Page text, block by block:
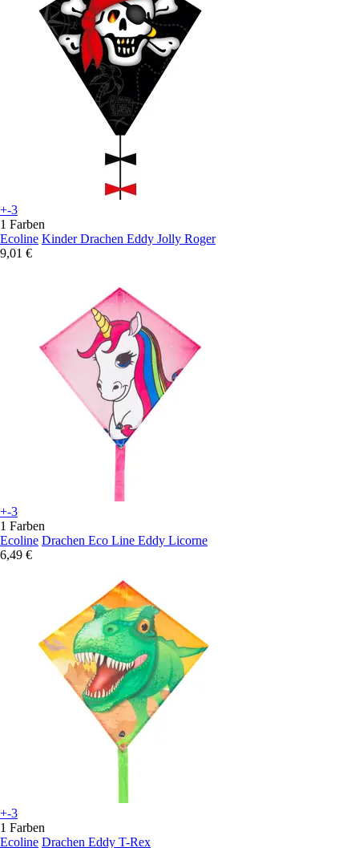
+-3
1 Farben
Ecoline Kinder Drachen Eddy Jolly Roger
9,01 €
+-3
1 Farben
Ecoline Drachen Eco Line Eddy Licorne
6,49 €
+-3
1 Farben
Ecoline Drachen Eddy T-Rex